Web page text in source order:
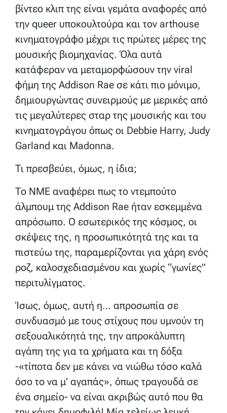
βίντεο κλιπ της είναι γεμάτα αναφορές από
την queer υποκουλτούρα και τον arthouse
κινηματογράφο μέχρι τις πρώτες μέρες της
μουσικής βιομηχανίας. Όλα αυτά
κατάφεραν να μεταμορφώσουν την viral
φήμη της Addison Rae σε κάτι πιο μόνιμο,
δημιουργώντας συνειρμούς με μερικές από
τις μεγαλύτερες σταρ της μουσικής και του
κινηματογράγου όπως οι Debbie Harry, Judy
Garland και Madonna.
Τι πρεσβεύει, όμως, η ίδια;
Το NME αναφέρει πως το ντεμπούτο
άλμπουμ της Addison Rae ήταν εσκεμμένα
απρόσωπο. Ο εσωτερικός της κόσμος, οι
σκέψεις της, η προσωπικότητά της και τα
πιστεύω της, παραμερίζονται για χάρη ενός
ροζ, καλοσχεδιασμένου και χωρίς “γωνίες”
περιτυλίγματος.
Ίσως, όμως, αυτή η… απροσωπία σε
συνδυασμό με τους στίχους που υμνούν τη
σεξουαλικότητά της, την απροκάλυπτη
αγάπη της για τα χρήματα και τη δόξα
-«τίποτα δεν με κάνει να νιώθω τόσο καλά
όσο το να μ’ αγαπάς», όπως τραγουδά σε
ένα σημείο- να είναι ακριβώς αυτό που θα